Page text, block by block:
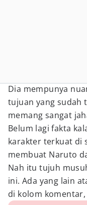
Dia mempunya
tujuan yang sudah
memang sangat
Belum lagi fakta
karakter terkuat di
membuat Naruto
Nah itu tujuh
ini. Ada yang lain
di kolom komentar,